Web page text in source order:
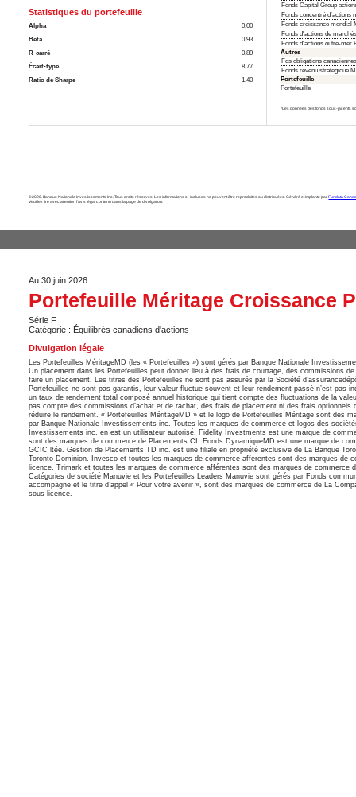
Statistiques du portefeuille
Alpha
0,00
Bêta
0,93
R-carré
0,89
Écart-type
8,77
Ratio de Sharpe
1,40
Fonds Capital Group
Fonds concentré d’actions
Fonds croissance mondial
Fonds d'actions de
Fonds d'actions outre-mer
Autres
Fds obligations
Fonds revenu stratégique
Portefeuille
Portefeuille
*Les données des fonds sous-jacents
©2026. Banque Nationale Investissements Inc. Tous droits réservés. Les informations ci-incluses ne peuvent être reproduites ou distribuées. Généré et implanté parFundata
Veuillez lire avec attention l’avis légal contenu dans la page de divulgation.
Au 30 juin 2026
Portefeuille Méritage Croissance
Série F
Catégorie : Équilibrés canadiens d'actions
Divulgation légale
Les Portefeuilles MéritageMD (les « Portefeuilles ») sont gérés par Banque Nationale
Un placement dans les Portefeuilles peut donner lieu à des frais de courtage, des commissions
faire un placement. Les titres des Portefeuilles ne sont pas assurés par la Société
Portefeuilles ne sont pas garantis, leur valeur fluctue souvent et leur rendement passé n’est pas
un taux de rendement total composé annuel historique qui tient compte des fluctuations de la
pas compte des commissions d’achat et de rachat, des frais de placement ni des frais
réduire le rendement. « Portefeuilles MéritageMD » et le logo de Portefeuilles Méritage sont des
par Banque Nationale Investissements inc. Toutes les marques de commerce et logos des
Investissements inc. en est un utilisateur autorisé. Fidelity Investments est une marque de
sont des marques de commerce de Placements CI. Fonds DynamiqueMD est une marque de
GCIC ltée. Gestion de Placements TD inc. est une filiale en propriété exclusive de La Banque
Toronto-Dominion. Invesco et toutes les marques de commerce afférentes sont des marques de
licence. Trimark et toutes les marques de commerce afférentes sont des marques de
Catégories de société Manuvie et les Portefeuilles Leaders Manuvie sont gérés par Fonds
accompagne et le titre d’appel « Pour votre avenir », sont des marques de commerce de La
sous licence.